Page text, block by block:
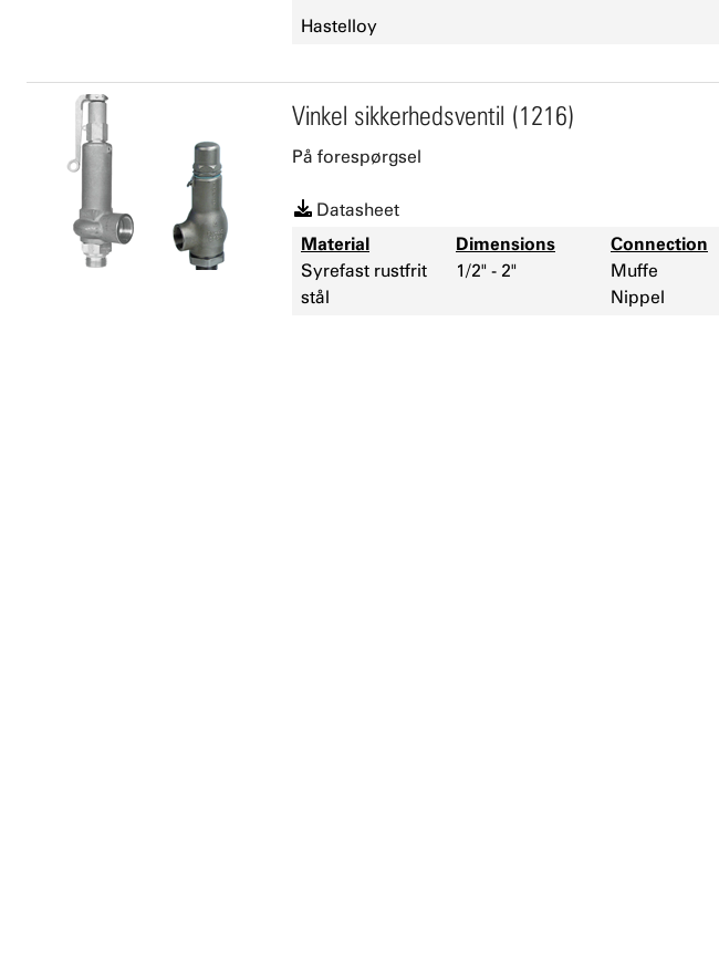
Hastelloy
Vinkel sikkerhedsventil (1216)
På forespørgsel
Datasheet
Material
Syrefast rustfrit
stål
Dimensions
1/2" - 2"
Connection
Muffe
Nippel